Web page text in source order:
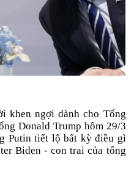
khen ngợi dành cho Tổng
Donald Trump hôm 29/3
Putin tiết lộ bất kỳ điều gì
Biden - con trai của tổng